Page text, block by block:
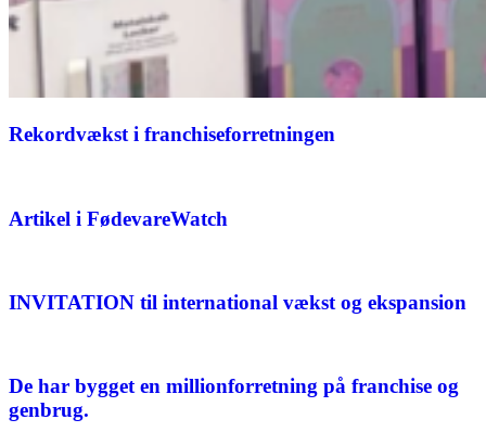
Rekordvækst i franchiseforretningen
Artikel i FødevareWatch
INVITATION til international vækst og ekspansion
De har bygget en millionforretning på franchise og
genbrug.